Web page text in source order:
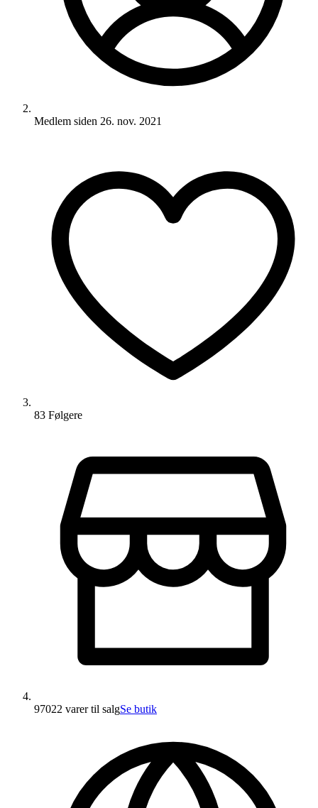
Medlem siden 26. nov. 2021
83 Følgere
97022 varertil salgSe butik